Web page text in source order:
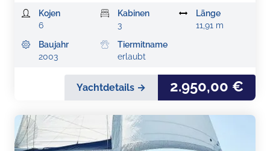
Kojen
6
Kabinen
3
Länge
11,91 m
Baujahr
2003
Tiermitname
erlaubt
Yachtdetails → 2.950,00 €